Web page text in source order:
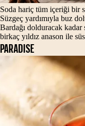
Soda hariç tüm içeriği bir
Süzgeç yardımıyla buz
Bardağı dolduracak
birkaç yıldız anason ile
PARADISE